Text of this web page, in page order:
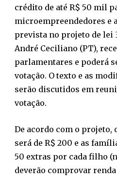
crédito de até R$ 50 mil
microempreendedores e
prevista no projeto de lei
André Ceciliano (PT),
parlamentares e poderá
votação. O texto e as
serão discutidos em
votação.
De acordo com o
será de R$ 200 e as
50 extras por cada filho
deverão comprovar renda